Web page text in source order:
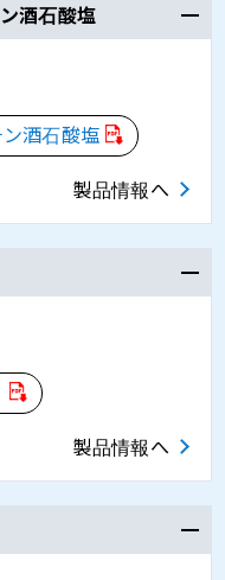
酒石酸塩
酒石酸塩
製品情報へ
製品情報へ